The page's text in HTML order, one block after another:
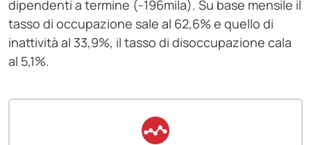
dipendenti a termine (-196mila). Su base mensile il
tasso di occupazione sale al 62,6% e quello di
inattività al 33,9%, il tasso di disoccupazione cala
al 5,1%.